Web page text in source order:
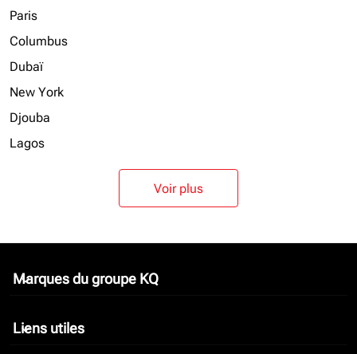
Paris
Columbus
Dubaï
New York
Djouba
Lagos
Voir plus
Marques du groupe KQ
keyboard_arrow_down
Liens utiles
keyboard_arrow_down